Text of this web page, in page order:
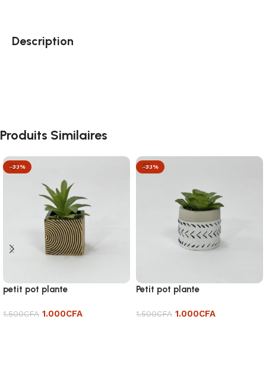
Description
Produits Similaires
-33%
petit pot plante
1.500CFA 1.000CFA
-33%
Petit pot plante
1.500CFA 1.000CFA